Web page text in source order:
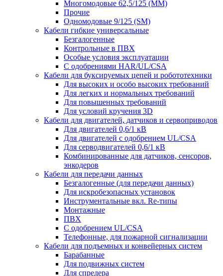
Многомодовые 62,5/125 (ММ)
Прочие
Одномодовые 9/125 (SM)
Кабели гибкие универсальные
Безгалогенные
Контрольные в ПВХ
Особые условия эксплуатации
С одобрениями HAR/UL/CSA
Кабели для буксируемых цепей и робототехники
Для высоких и особо высоких требований
Для легких и нормальных требований
Для повышенных требований
Для условий кручения 3D
Кабели для двигателей, датчиков и сервоприводов
Для двигателей 0,6/1 кВ
Для двигателей с одобрением UL/CSA
Для серводвигателей 0,6/1 кВ
Комбинированные для датчиков, cенсоров,
энкодеров
Кабели для передачи данных
Безгалогенные (для передачи данных)
Для искробезопасных установок
Инструментальные вкл. Re-типы
Монтажные
ПВХ
С одобрением UL/CSA
Телефонные, для пожарной сигнализации
Кабели для подъемных и конвейерных систем
Барабанные
Для подвижных систем
Для спредера